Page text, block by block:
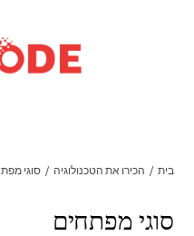
בית הכירו את הטכנולוגיה סוגי
סוגי מפתחים